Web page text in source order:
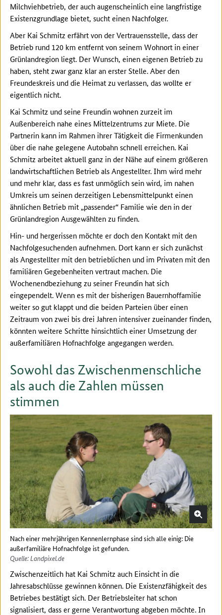
Milchviehbetrieb, der auch augenscheinlich eine langfristige
Existenzgrundlage bietet, sucht einen Nachfolger.
Aber Kai Schmitz erfährt von der Vertrauensstelle, dass der
Betrieb rund 120 km entfernt von seinem Wohnort in einer
Grünlandregion liegt. Der Wunsch, einen eigenen Betrieb zu
haben, steht zwar ganz klar an erster Stelle. Aber den
Freundeskreis und die Heimat zu verlassen, das wollte er
eigentlich nicht.
Kai Schmitz und seine Freundin wohnen zurzeit im
Außenbereich nahe eines Mittelzentrums zur Miete. Die
Partnerin kann im Rahmen ihrer Tätigkeit die Firmenkunden
über die nahe gelegene Autobahn schnell erreichen. Kai
Schmitz arbeitet aktuell ganz in der Nähe auf einem größeren
landwirtschaftlichen Betrieb als Angestellter. Ihm wird mehr
und mehr klar, dass es fast unmöglich sein wird, im nahen
Umkreis um seinen derzeitigen Lebensmittelpunkt einen
ähnlichen Betrieb mit „passender“ Familie wie den in der
Grünlandregion Ausgewählten zu finden.
Hin- und hergerissen möchte er doch den Kontakt mit den
Nachfolgesuchenden aufnehmen. Dort kann er sich zunächst
als Angestellter mit den betrieblichen und im Privaten mit den
familiären Gegebenheiten vertraut machen. Die
Wochenendbeziehung zu seiner Freundin hat sich
eingependelt. Wenn es mit der bisherigen Bauernhoffamilie
weiter so gut klappt und die beiden Parteien über einen
Zeitraum von zwei bis drei Jahren intensiver zueinander finden,
könnten weitere Schritte hinsichtlich einer Umsetzung der
außerfamiliären Hofnachfolge angegangen werden.
Sowohl das Zwischenmenschliche
als auch die Zahlen müssen
stimmen
Nach einer mehrjährigen Kennenlernphase sind sich alle einig: Die
außerfamiliäre Hofnachfolge ist gefunden.
Quelle: Landpixel.de
Zwischenzeitlich hat Kai Schmitz auch Einsicht in die
Jahresabschlüsse gewinnen können. Die Existenzfähigkeit des
Betriebes bestätigt sich. Der Betriebsleiter hat schon
signalisiert, dass er gerne Verantwortung abgeben möchte. In